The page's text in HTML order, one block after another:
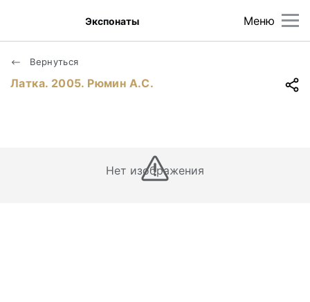
Меню
Экспонаты
Вернуться
Латка. 2005. Рюмин А.С.
Нет изображения